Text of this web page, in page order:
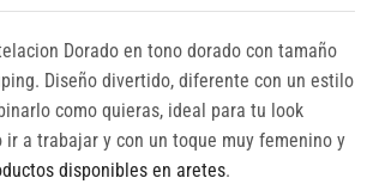
Dorado en tono dorado con tamaño
Diseño divertido, diferente con un estilo
como quieras, ideal para tu look
a trabajar y con un toque muy femenino y
disponibles en aretes.